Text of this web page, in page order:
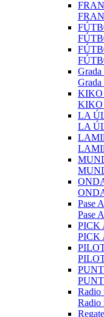
LA
LA
Pase
Pase
PICK
PICK
Radio
Radio